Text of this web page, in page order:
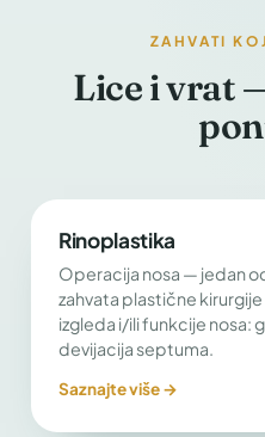
ZAHVATI
Lice i vrat
Rinoplastika
Operacija nosa — jedan
zahvata plastične
izgleda i/ili funkcije nosa:
devijacija septuma.
Saznajte više →